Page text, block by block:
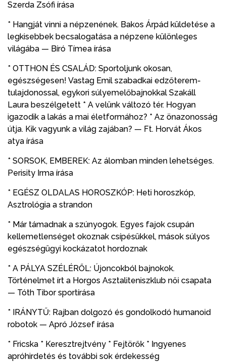
Szerda Zsófi írása
* Hangját vinni a népzenének. Bakos Árpád küldetése a
legkisebbek becsalogatása a népzene különleges
világába — Bíró Tímea írása
* OTTHON ÉS CSALÁD: Sportoljunk okosan,
egészségesen! Vastag Emil szabadkai edzőterem-
tulajdonossal, egykori súlyemelőbajnokkal Szakáll
Laura beszélgetett * A velünk változó tér. Hogyan
igazodik a lakás a mai életformához? * Az önazonosság
útja. Kik vagyunk a világ zajában? — Ft. Horvát Ákos
atya írása
* SORSOK, EMBEREK: Az álomban minden lehetséges.
Perisity Irma írása
* EGÉSZ OLDALAS HOROSZKÓP: Heti horoszkóp,
Asztrológia a strandon
* Már támadnak a szúnyogok. Egyes fajok csupán
kellemetlenséget okoznak csípésükkel, mások súlyos
egészségügyi kockázatot hordoznak
* A PÁLYA SZÉLÉRŐL: Újoncokból bajnokok.
Történelmet írt a Horgos Asztaliteniszklub női csapata
— Tóth Tibor sportírása
* IRÁNYTŰ: Rajban dolgozó és gondolkodó humanoid
robotok — Apró József írása
* Fricska * Keresztrejtvény * Fejtörők * Ingyenes
apróhirdetés és további sok érdekesség